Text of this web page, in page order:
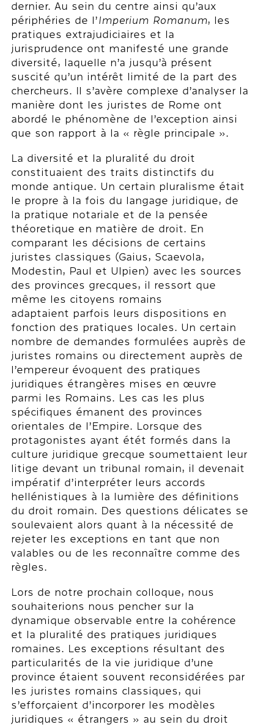
dernier. Au sein du centre ainsi qu’aux
périphéries de l’Imperium Romanum, les
pratiques extrajudiciaires et la
jurisprudence ont manifesté une grande
diversité, laquelle n’a jusqu’à présent
suscité qu’un intérêt limité de la part des
chercheurs. Il s’avère complexe d’analyser la
manière dont les juristes de Rome ont
abordé le phénomène de l’exception ainsi
que son rapport à la « règle principale ».
La diversité et la pluralité du droit
constituaient des traits distinctifs du
monde antique. Un certain pluralisme était
le propre à la fois du langage juridique, de
la pratique notariale et de la pensée
théoretique en matière de droit. En
comparant les décisions de certains
juristes classiques (Gaius, Scaevola,
Modestin, Paul et Ulpien) avec les sources
des provinces grecques, il ressort que
même les citoyens romains
adaptaient parfois leurs dispositions en
fonction des pratiques locales. Un certain
nombre de demandes formulées auprès de
juristes romains ou directement auprès de
l’empereur évoquent des pratiques
juridiques étrangères mises en œuvre
parmi les Romains. Les cas les plus
spécifiques émanent des provinces
orientales de l’Empire. Lorsque des
protagonistes ayant étét formés dans la
culture juridique grecque soumettaient leur
litige devant un tribunal romain, il devenait
impératif d’interpréter leurs accords
hellénistiques à la lumière des définitions
du droit romain. Des questions délicates se
soulevaient alors quant à la nécessité de
rejeter les exceptions en tant que non
valables ou de les reconnaître comme des
règles.
Lors de notre prochain colloque, nous
souhaiterions nous pencher sur la
dynamique observable entre la cohérence
et la pluralité des pratiques juridiques
romaines. Les exceptions résultant des
particularités de la vie juridique d’une
province étaient souvent reconsidérées par
les juristes romains classiques, qui
s’efforçaient d’incorporer les modèles
juridiques « étrangers » au sein du droit